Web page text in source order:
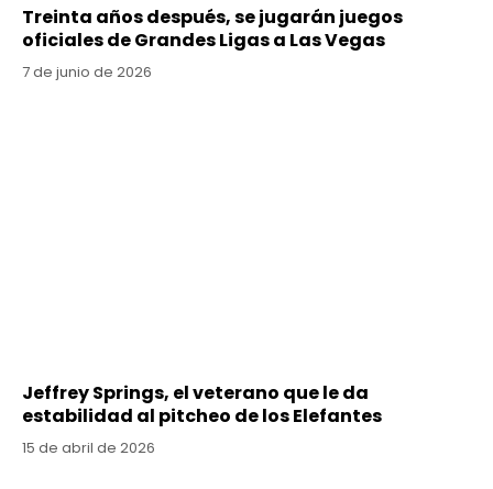
Treinta años después, se jugarán juegos
oficiales de Grandes Ligas a Las Vegas
7 de junio de 2026
Jeffrey Springs, el veterano que le da
estabilidad al pitcheo de los Elefantes
15 de abril de 2026